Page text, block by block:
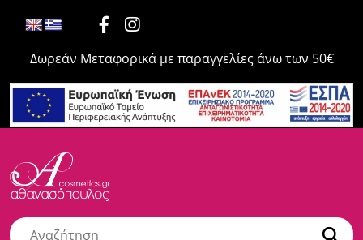
Δωρεάν Μεταφορικά με παραγγελίες άνω των 50€